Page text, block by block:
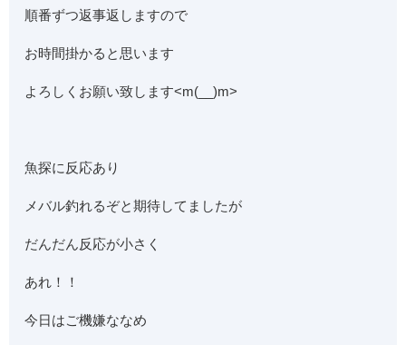
順番ずつ返事返しますので
お時間掛かると思います
よろしくお願い致します<m(__)m>
魚探に反応あり
メバル釣れるぞと期待してましたが
だんだん反応が小さく
あれ！！
今日はご機嫌ななめ